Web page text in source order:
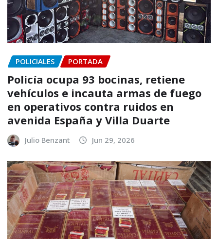
POLICIALES PORTADA
Policía ocupa 93 bocinas, retiene
vehículos e incauta armas de fuego
en operativos contra ruidos en
avenida España y Villa Duarte
Julio Benzant Jun 29, 2026